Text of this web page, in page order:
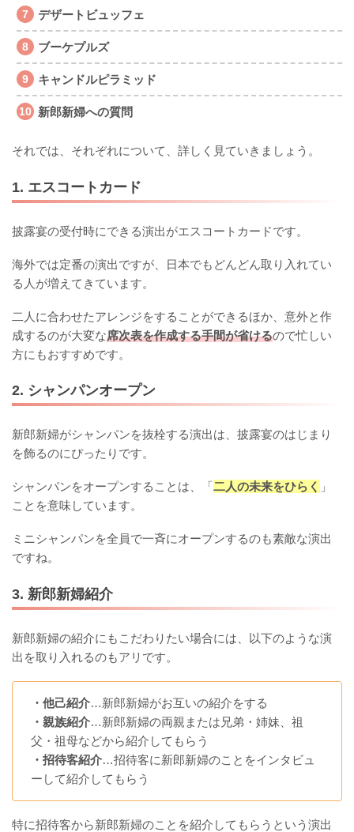
デザートビュッフェ
ブーケプルズ
キャンドルピラミッド
新郎新婦への質問
それでは、それぞれについて、詳しく見ていきましょう。
1. エスコートカード
披露宴の受付時にできる演出がエスコートカードです。
海外では定番の演出ですが、日本でもどんどん取り入れてい
る人が増えてきています。
二人に合わせたアレンジをすることができるほか、意外と作
成するのが大変な席次表を作成する手間が省けるので忙しい
方にもおすすめです。
2. シャンパンオープン
新郎新婦がシャンパンを抜栓する演出は、披露宴のはじまり
を飾るのにぴったりです。
シャンパンをオープンすることは、「二人の未来をひらく 」
ことを意味しています。
ミニシャンパンを全員で一斉にオープンするのも素敵な演出
ですね。
3. 新郎新婦紹介
新郎新婦の紹介にもこだわりたい場合には、以下のような演
出を取り入れるのもアリです。
・他己紹介…新郎新婦がお互いの紹介をする
・親族紹介…新郎新婦の両親または兄弟・姉妹、祖
父・祖母などから紹介してもらう
・招待客紹介…招待客に新郎新婦のことをインタビュ
ーして紹介してもらう
特に招待客から新郎新婦のことを紹介してもらうという演出